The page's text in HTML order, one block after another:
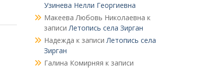
Узинева Нелли Георгиевна
Макеева Любовь Николаевна к
записиЛетопись села Зирган
Надежда к записиЛетопись села
Зирган
Галина Комирняя к записи